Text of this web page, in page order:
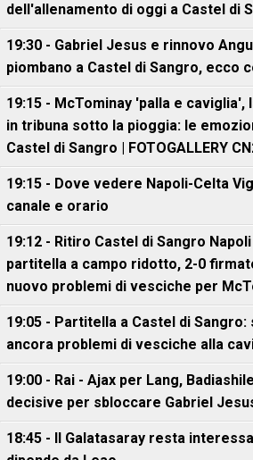
dell'allenamento di oggi a Castel di
19:30 - Gabriel Jesus e rinnovo
piombano a Castel di Sangro, ecco
19:15 - McTominay 'palla e caviglia',
in tribuna sotto la pioggia: le
Castel di Sangro | FOTOGALLERY
19:15 - Dove vedere Napoli-Celta
canale e orario
19:12 - Ritiro Castel di Sangro
partitella a campo ridotto, 2-0
nuovo problemi di vesciche per
19:05 - Partitella a Castel di
ancora problemi di vesciche alla
19:00 - Rai - Ajax per Lang,
decisive per sbloccare Gabriel
18:45 - Il Galatasaray resta